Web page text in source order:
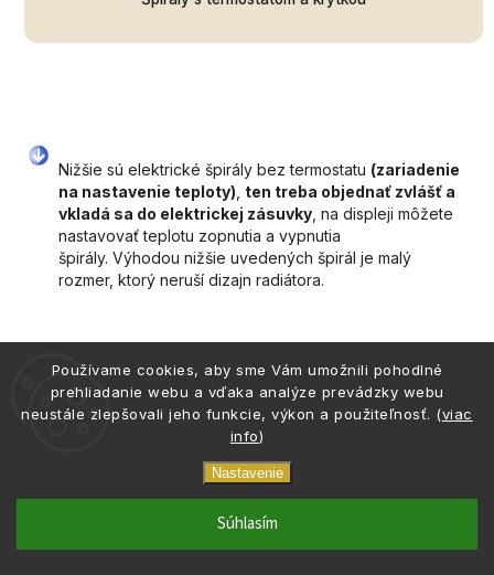
Používame cookies, aby sme Vám umožnili pohodlné
prehliadanie webu a vďaka analýze prevádzky webu
neustále zlepšovali jeho funkcie, výkon a použiteľnosť. (viac
info)
Nastavenie
Súhlasím
Nižšie sú elektrické špirály bez termostatu (zariadenie
na nastavenie teploty) ten treba objednať zvlášť a
vkladá sa do elektrickej zásuvky , na displeji môžete
nastavovať teplotu zopnutia a vypnutia
špirály. Výhodou nižšie uvedených špirál je malý
rozmer, ktorý neruší dizajn radiátora.
Elektrické kotly
Izbové termostaty
0917 133 662
Rebríkové